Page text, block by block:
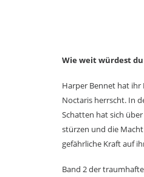
Wie weit würdest
Harper Bennet hat ihr
Noctaris herrscht. In
Schatten hat sich über
stürzen und die
gefährliche Kraft auf
Band 2 der